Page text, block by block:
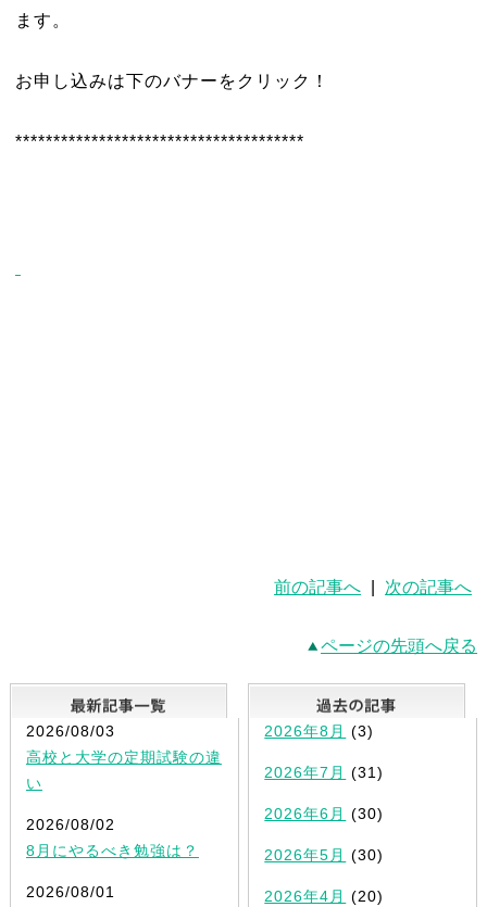
ます。
お申し込みは下のバナーをクリック！
**************************************
前の記事へ 次の記事へ
ページの先頭へ戻る
最新記事一覧
2026/08/03
高校と大学の定期試験の違
い
2026/08/02
8月にやるべき勉強は？
2026/08/01
2026年8月 (3)
2026年7月 (31)
2026年6月 (30)
2026年5月 (30)
2026年4月 (20)